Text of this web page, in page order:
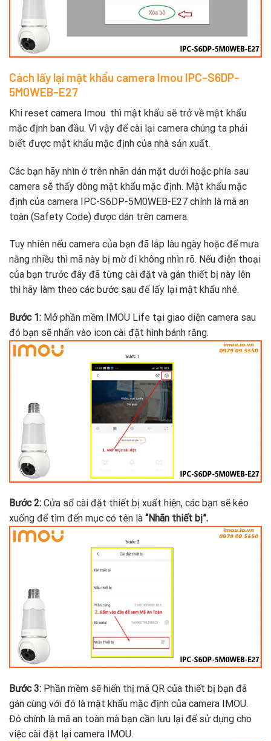
Cách lấy lại mật khẩu camera Imou IPC-S6DP-
5M0WEB-E27
Khi reset camera Imou thì mật khẩu sẽ trở về mật khẩu
mặc định ban đầu. Vì vậy để cài lại camera chúng ta phải
biết được mật khẩu mặc định của nhà sản xuất.
Các bạn hãy nhìn ở trên nhãn dán mặt dưới hoặc phía sau
camera sẽ thấy dòng mật khẩu mặc định. Mật khẩu mặc
định của camera IPC-S6DP-5M0WEB-E27 chính là mã an
toàn (Safety Code) được dán trên camera.
Tuy nhiên nếu camera của bạn đã lắp lâu ngày hoặc để mưa
nắng nhiều thì mã này bị mờ đi không nhìn rõ. Nếu điện thoại
của bạn trước đây đã từng cài đặt và gán thiết bị này lên
thì hãy làm theo các bước sau để lấy lại mật khẩu nhé.
Bước 1: Mở phần mềm IMOU Life tại giao diện camera sau
đó bạn sẽ nhấn vào icon cài đặt hình bánh răng.
Bước 2: Cửa sổ cài đặt thiết bị xuất hiện, các bạn sẽ kéo
xuống để tìm đến mục có tên là “Nhãn thiết bị”.
Bước 3: Phần mềm sẽ hiển thị mã QR của thiết bị bạn đã
gán cùng với đó là mật khẩu mặc định của camera IMOU.
Đó chính là mã an toàn mà bạn cần lưu lại để sử dụng cho
việc cài đặt lại camera IMOU.